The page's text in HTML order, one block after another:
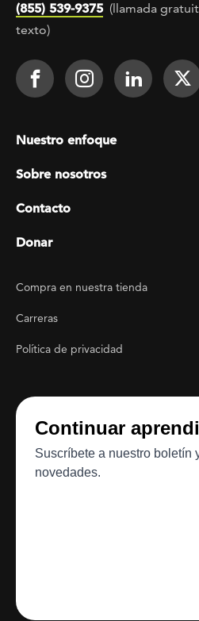
(855) 539-9375 (llamada
texto)
Footer Social
Face ItFace ItFace
Footer menu
Nuestro enfoque
Sobre nosotros
Contacto
Donar
Footer Utility
Compra en nuestra tienda
Carreras
Política de privacidad